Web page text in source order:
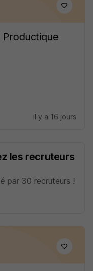
Productique
il y a 16 jours
les recruteurs
par 30 recruteurs !